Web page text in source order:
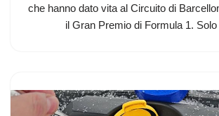
che hanno dato vita al Circuito di
il Gran Premio di Formula 1.